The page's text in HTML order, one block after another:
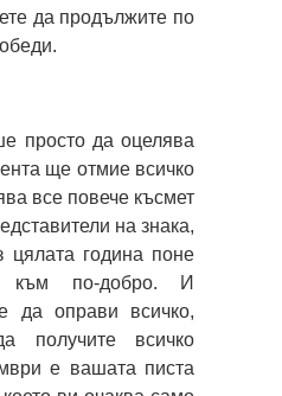
да продължите по
просто да оцелява
ще отмие всичко
все повече късмет
на знака,
цялата година поне
към по-добро. И
да оправи всичко,
получите всичко
е вашата писта